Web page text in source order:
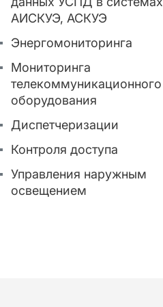
АИСКУЭ, АСКУЭ
Энергомониторинга
Мониторинга
телекоммуникационного
оборудования
Диспетчеризации
Контроля доступа
Управления наружным
освещением